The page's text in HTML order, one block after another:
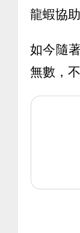
龍蝦協
如今隨
無數，